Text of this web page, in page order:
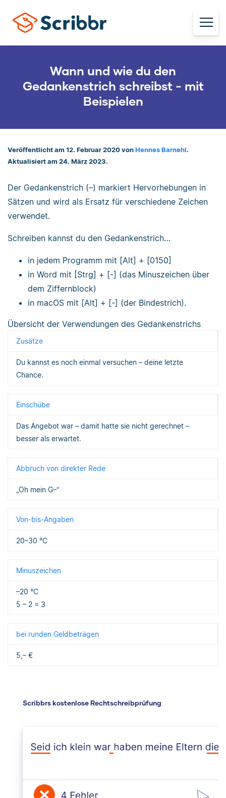
Wann und wie du den
Gedankenstrich schreibst - mit
Beispielen
Veröffentlicht am 12. Februar 2020 von Hennes Barnehl.
Aktualisiert am 24. März 2023.
Der Gedankenstrich (–) markiert Hervorhebungen in
Sätzen und wird als Ersatz für verschiedene Zeichen
verwendet.
Schreiben kannst du den Gedankenstrich…
in jedem Programm mit [Alt] + [0150]
in Word mit [Strg] + [-] (das Minuszeichen über
dem Ziffernblock)
in macOS mit [Alt] + [-] (der Bindestrich).
Übersicht der Verwendungen des Gedankenstrichs
Zusätze
Du kannst es noch einmal versuchen – deine letzte
Chance.
Einschübe
Das Angebot war – damit hatte sie nicht gerechnet –
besser als erwartet.
Abbruch von direkter Rede
„Oh mein G–“
Von-bis-Angaben
20–30 °C
Minuszeichen
–20 °C
5 – 2 = 3
bei runden Geldbeträgen
5,– €
Scribbrs kostenlose Rechtschreibprüfung